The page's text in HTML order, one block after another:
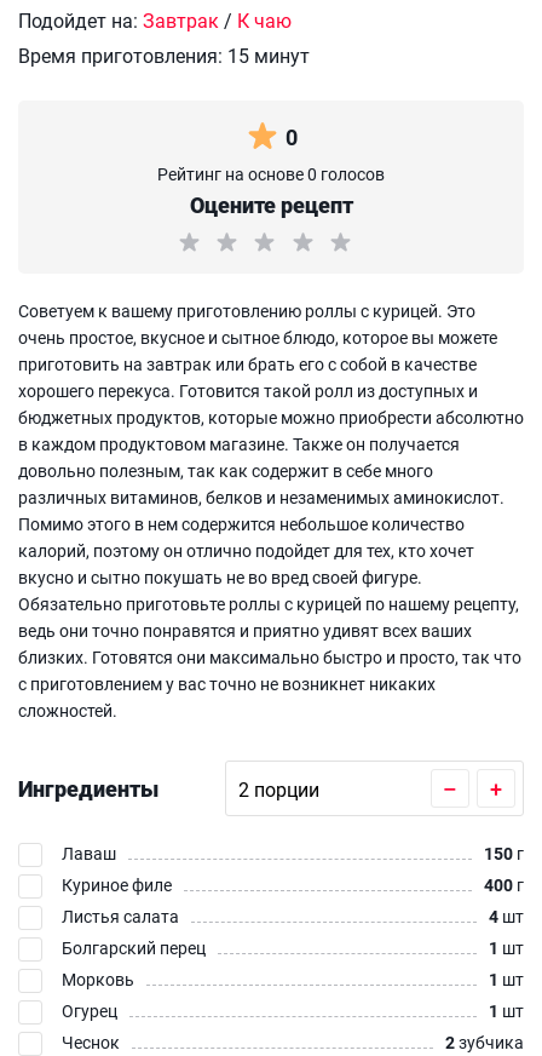
Подойдет на: Завтрак / К чаю
Время приготовления: 15 минут
0
Рейтинг на основе 0 голосов
Оцените рецепт
Советуем к вашему приготовлению роллы с курицей. Это
очень простое, вкусное и сытное блюдо, которое вы можете
приготовить на завтрак или брать его с собой в качестве
хорошего перекуса. Готовится такой ролл из доступных и
бюджетных продуктов, которые можно приобрести абсолютно
в каждом продуктовом магазине. Также он получается
довольно полезным, так как содержит в себе много
различных витаминов, белков и незаменимых аминокислот.
Помимо этого в нем содержится небольшое количество
калорий, поэтому он отлично подойдет для тех, кто хочет
вкусно и сытно покушать не во вред своей фигуре.
Обязательно приготовьте роллы с курицей по нашему рецепту,
ведь они точно понравятся и приятно удивят всех ваших
близких. Готовятся они максимально быстро и просто, так что
с приготовлением у вас точно не возникнет никаких
сложностей.
Ингредиенты – +
Лаваш 150 г
Куриное филе
400 г
Листья салата
4 шт
Болгарский перец
1 шт
Морковь
1 шт
Огурец
1 шт
Чеснок
2зубчика